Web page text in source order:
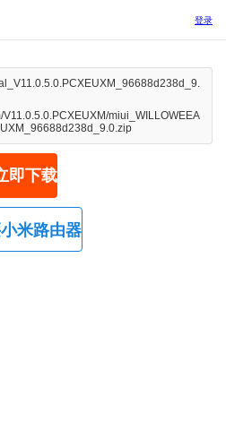
登录
miui_WILLOWEEA
即下载
米路由器